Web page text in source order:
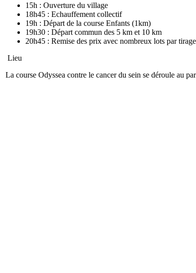
15h : Ouverture du village
18h45 : Echauffement collectif
19h : Départ de la course Enfants (1km)
19h30 : Départ commun des 5 km et 10 km
20h45 : Remise des prix avec nombreux lots par
Lieu
La course Odyssea contre le cancer du sein se déroule au